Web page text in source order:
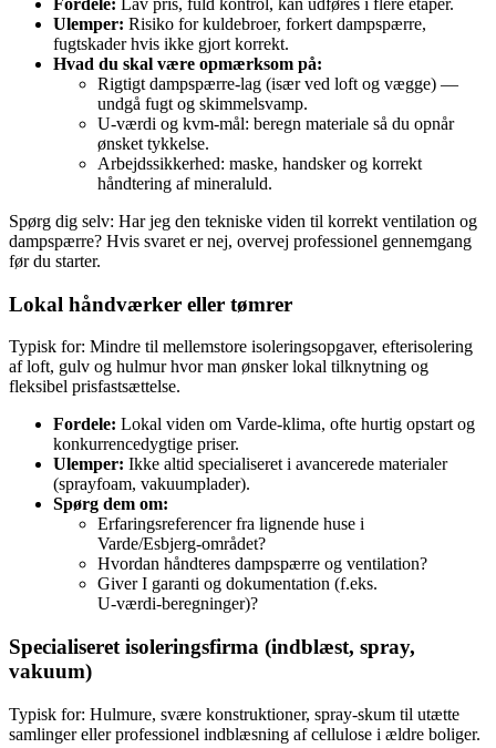
Fordele: Lav pris, fuld kontrol, kan udføres i flere etaper.
Ulemper: Risiko for kuldebroer, forkert dampspærre,
fugtskader hvis ikke gjort korrekt.
Hvad du skal være opmærksom på:
Rigtigt dampspærre‑lag (især ved loft og vægge) —
undgå fugt og skimmelsvamp.
U‑værdi og kvm‑mål: beregn materiale så du opnår
ønsket tykkelse.
Arbejdssikkerhed: maske, handsker og korrekt
håndtering af mineraluld.
Spørg dig selv: Har jeg den tekniske viden til korrekt ventilation og
dampspærre? Hvis svaret er nej, overvej professionel gennemgang
før du starter.
Lokal håndværker eller tømrer
Typisk for: Mindre til mellemstore isoleringsopgaver, efterisolering
af loft, gulv og hulmur hvor man ønsker lokal tilknytning og
fleksibel prisfastsættelse.
Fordele: Lokal viden om Varde‑klima, ofte hurtig opstart og
konkurrencedygtige priser.
Ulemper: Ikke altid specialiseret i avancerede materialer
(sprayfoam, vakuumplader).
Spørg dem om:
Erfaringsreferencer fra lignende huse i
Varde/Esbjerg‑området?
Hvordan håndteres dampspærre og ventilation?
Giver I garanti og dokumentation (f.eks.
U‑værdi‑beregninger)?
Specialiseret isoleringsfirma (indblæst, spray,
vakuum)
Typisk for: Hulmure, svære konstruktioner, spray‑skum til utætte
samlinger eller professionel indblæsning af cellulose i ældre boliger.